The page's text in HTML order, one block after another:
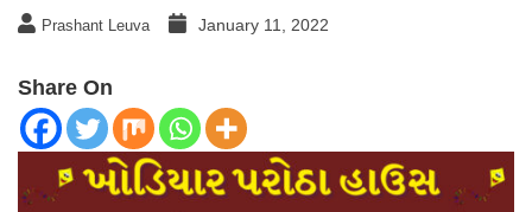
Prashant Leuva January 11, 2022
Share On